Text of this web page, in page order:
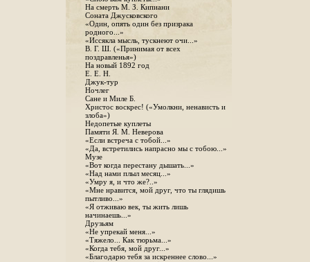
На смерть М. З. Кипиани
Соната Джусковского
«Один, опять один без призрака
родного...»
«Иссякла мысль, тускнеют очи...»
В. Г. Ш. («Принимая от всех
поздравленья»)
На новый 1892 год
Е. Е. Н.
Джук-тур
Ночлег
Сане и Миле Б.
Христос воскрес! («Умолкни, ненависть и
злоба»)
Недопетые куплеты
Памяти Я. М. Неверова
«Если встреча с тобой...»
«Да, встретились напрасно мы с тобою...»
Музе
«Вот когда перестану дышать...»
«Над нами плыл месяц...»
«Умру я, и что же?..»
«Мне нравится, мой друг, что ты глядишь
пытливо...»
«Я отживаю век, ты жить лишь
начинаешь...»
Друзьям
«Не упрекай меня...»
«Тяжело... Как тюрьма...»
«Когда тебя, мой друг...»
«Благодарю тебя за искреннее слово...»